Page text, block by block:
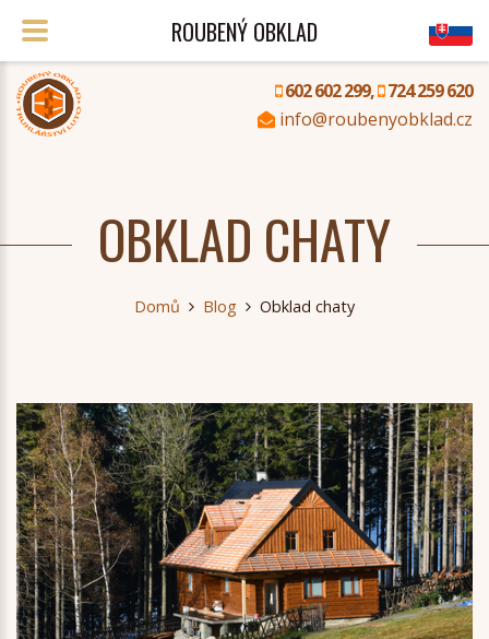
602 602 299, 724 259 620
info@roubenyobklad.cz
OBKLAD CHATY
Domů Blog Obklad chaty
ROUBENÝ OBKLAD